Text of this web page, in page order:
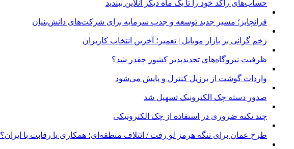
حساب‌های راکد خود را تا یک ماه دیگر آنلاین ببندید
فرانچایز؛ مسیر جدید توسعه و جذب سرمایه برای شرکت‌های دانش‌بنیان
زخم گرانی بر بازار موبایل | تعمیر؛ آخرین انتخاب کاربران
ظرفیت نیروگاه‌های تجدیدپذیر کشور چقدر شد؟
واردات گوشت از برزیل کنترل و پایش می‌شود
صدور دسته چک الکترونیک تسهیل شد
چند نکته ضروری در استفاده از چک الکترونیکی
طرح عمان برای تنگه هرمز لو رفت / ائتلاف منطقه‌ای؛ همکاری یا رقابت با ایران؟